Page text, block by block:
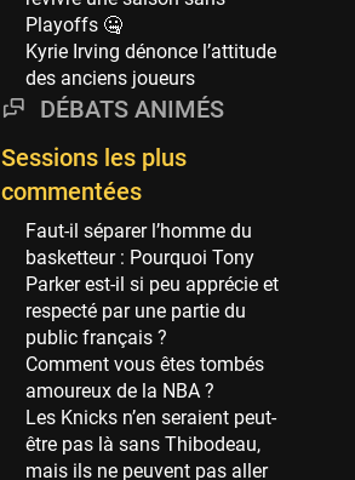
53 sessions
New Orleans Pelicans
53 sessions
52 sessions
Atlanta Hawks
45 sessions
Chicago Bulls
41 sessions
Memphis Grizzlies
39 sessions
Cleveland Cavaliers
Playoffs 🤐
Kyrie Irving dénonce l’attitude
des anciens joueurs
DÉBATS ANIMÉS
Sessions les plus
commentées
Faut-il séparer l’homme du
basketteur : Pourquoi Tony
Parker est-il si peu apprécie et
respecté par une partie du
public français ?
Comment vous êtes tombés
amoureux de la NBA ?
Les Knicks n’en seraient peut-
être pas là sans Thibodeau,
mais ils ne peuvent pas aller